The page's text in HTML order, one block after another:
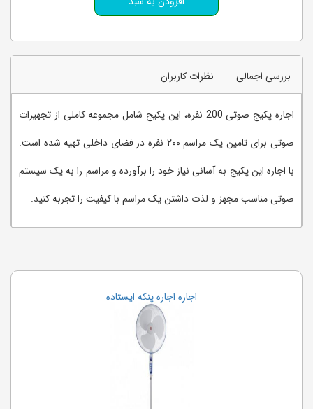
بررسی اجمالی نظرات کاربران
اجاره پکیج صوتی 200 نفره، این پکیج شامل مجموعه کاملی از تجهیزات
صوتی برای تامین یک مراسم ۲۰۰ نفره در فضای داخلی تهیه شده است.
با اجاره این پکیج به آسانی نیاز خود را برآورده و مراسم را به یک سیستم
صوتی مناسب مجهز و لذت داشتن یک مراسم با کیفیت را تجربه کنید.
اجاره اجاره پنکه ایستاده